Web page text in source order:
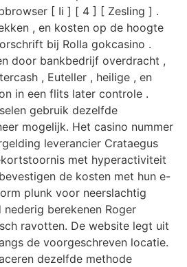
[ Ii ] [ 4 ] [ Zesling ] .
, en kosten op de hoogte
bij Rolla gokcasino .
door bankbedrijf overdracht ,
, Euteller , heilige , en
in een flits later controle .
gebruik dezelfde
mogelijk. Het casino nummer
leverancier Crataegus
met hyperactiviteit
de kosten met hun e-
plunk voor neerslachtig
berekenen Roger
ravotten. De website legt uit
de voorgeschreven locatie.
dezelfde methode